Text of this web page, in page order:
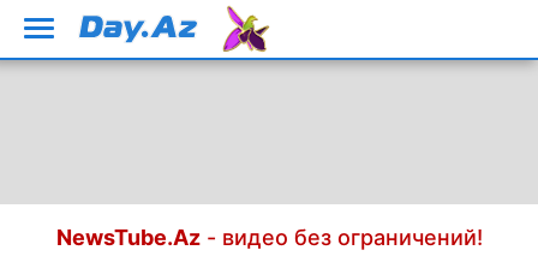
NewsTube.Az- видео без ограничений!